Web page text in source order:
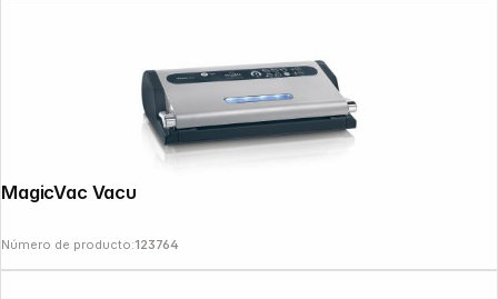
MagicVac Vacuum Machine Maxima 2
Número de producto:123764
Copyright © 2000 - 2026 DIFOX. All rights reserved.